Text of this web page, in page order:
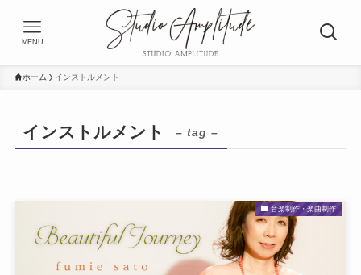
MENU
ホーム インストルメント
インストルメント – tag –
音楽制作・楽曲制作